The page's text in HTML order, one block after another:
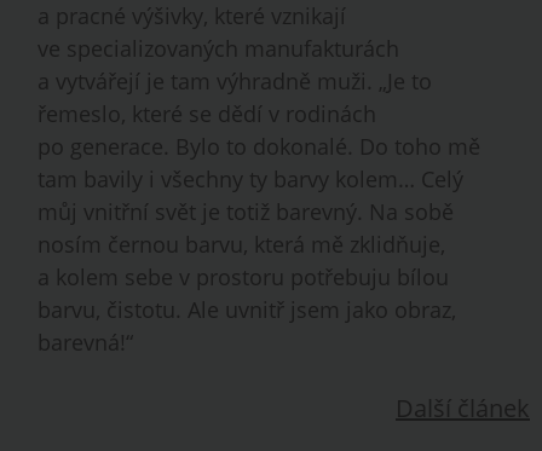
a pracné výšivky, které vznikají
ve specializovaných manufakturách
a vytvářejí je tam výhradně muži. „Je to
řemeslo, které se dědí v rodinách
po generace. Bylo to dokonalé. Do toho mě
tam bavily i všechny ty barvy kolem… Celý
můj vnitřní svět je totiž barevný. Na sobě
nosím černou barvu, která mě zklidňuje,
a kolem sebe v prostoru potřebuju bílou
barvu, čistotu. Ale uvnitř jsem jako obraz,
barevná!“
Další článek